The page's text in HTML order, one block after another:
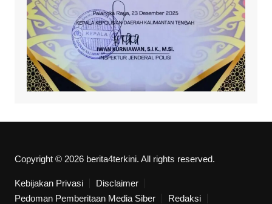
Copyright © 2026 berita4terkini. All rights reserved.
Kebijakan Privasi
Disclaimer
Pedoman Pemberitaan Media Siber
Redaksi